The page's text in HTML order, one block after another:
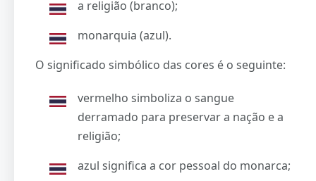
a religião (branco);
monarquia (azul).
O significado simbólico das cores é o seguinte:
vermelho simboliza o sangue
derramado para preservar a nação e a
religião;
azul significa a cor pessoal do monarca;